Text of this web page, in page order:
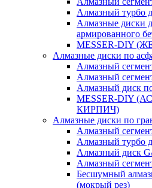
Алмазный турбо
Алмазные диски
армированного
MESSER-DIY
Алмазные диски по
Алмазный
Алмазный
Алмазный диск
MESSER-DIY
КИРПИЧ)
Алмазные диски по
Алмазный
Алмазный турбо
Алмазный диск
Алмазный
Бесшумный
(мокрый рез)